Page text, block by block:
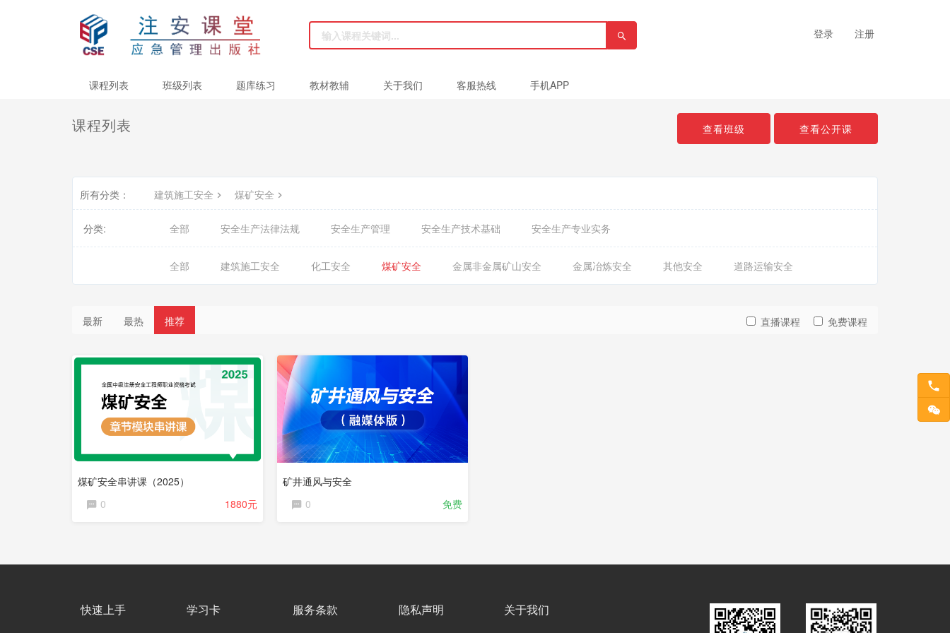
登录 注册
课程列表 班级列表 题库练习 教材教辅 关于我们 客服热线 手机APP
课程列表 查看班级 查看公开课
所有分类： 建筑施工安全 煤矿安全
分类: 全部 安全生产法律法规 安全生产管理 安全生产技术基础 安全生产专业实务
全部 建筑施工安全 化工安全 煤矿安全 金属非金属矿山安全 金属冶炼安全 其他安全 道路运输安全
最新 最热 推荐 直播课程 免费课程
煤矿安全串讲课（2025）
0
1880元
矿井通风与安全
0
免费
快速上手 学习卡 服务条款 隐私声明 关于我们